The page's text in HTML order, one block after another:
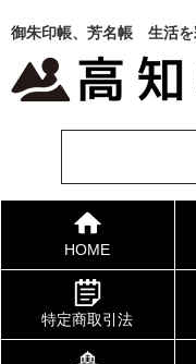
御朱印帳、芳名帳 生活を
HOME
特定商取引法